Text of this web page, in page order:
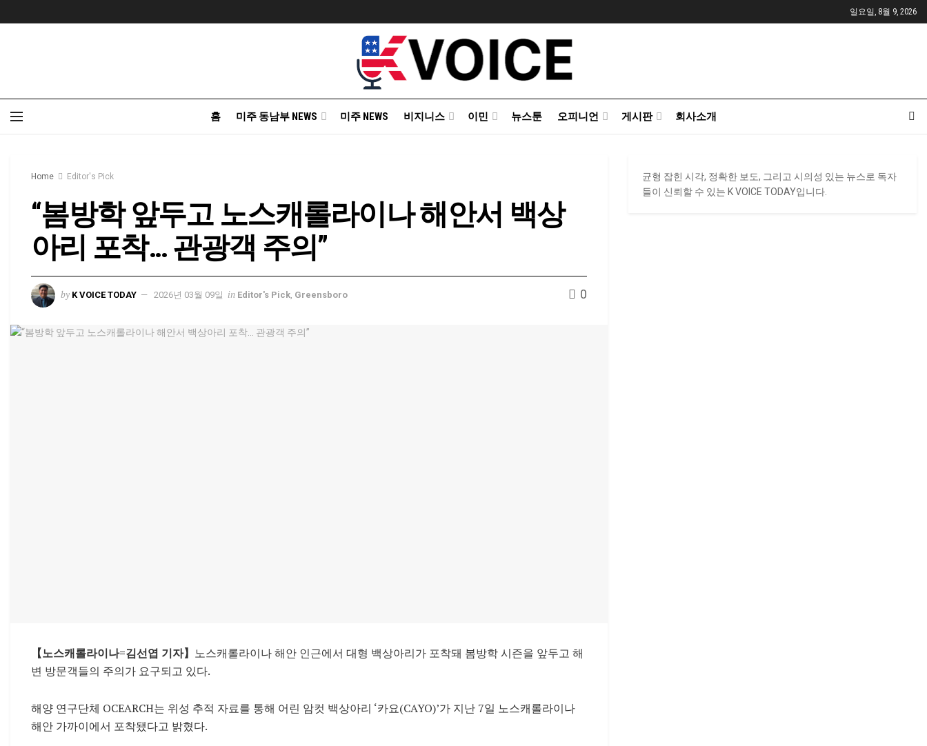
일요일, 8월 9, 2026
홈 미주 동남부 NEWS 미주 NEWS 비지니스 이민 뉴스툰 오피니언 게시판 회사소개
Home Editor's Pick
“봄방학 앞두고 노스캐롤라이나 해안서 백상
아리 포착… 관광객 주의”
by K VOICE TODAY 2026년 03월 09일 in Editor's Pick Greensboro 0
【노스캐롤라이나=김선엽 기자】 노스캐롤라이나 해안 인근에서 대형 백상아리가 포착돼 봄방학 시즌을 앞두고 해
변 방문객들의 주의가 요구되고 있다.
해양 연구단체 OCEARCH는 위성 추적 자료를 통해 어린 암컷 백상아리 ‘카요(CAYO)’가 지난 7일 노스캐롤라이나
해안 가까이에서 포착됐다고 밝혔다.
균형 잡힌 시각, 정확한 보도, 그리고 시의성 있는 뉴스로 독자
들이 신뢰할 수 있는 K VOICE TODAY입니다.